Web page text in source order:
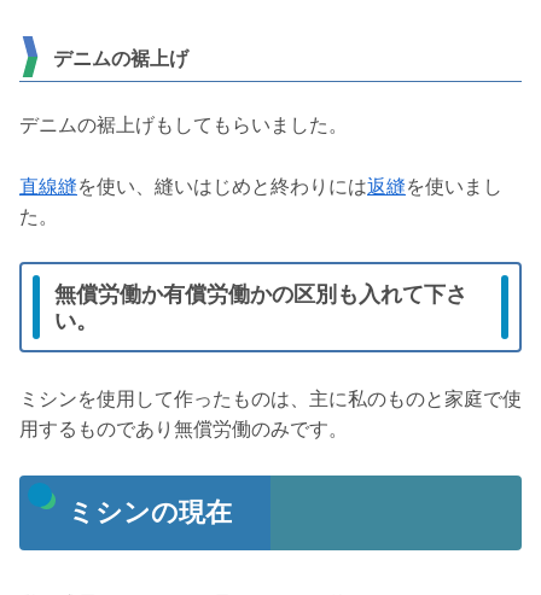
デニムの裾上げ
デニムの裾上げもしてもらいました。
直線縫を使い、縫いはじめと終わりには返縫を使いまし
た。
無償労働か有償労働かの区別も入れて下さ
い。
ミシンを使用して作ったものは、主に私のものと家庭で使
用するものであり無償労働のみです。
ミシンの現在